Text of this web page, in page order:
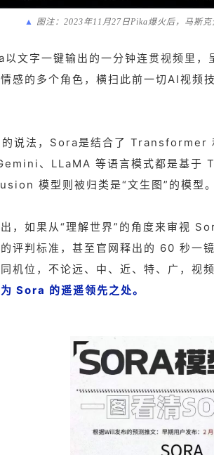
▲ 图注：2023年11月27日Pika爆火后，马斯
文字一键输出的一分钟连贯视频里，
感的多个角色，横扫此前一切AI视频
说法，Sora是结合了 Transformer
、LLaMA 等语言模式都是基
模型则被归类是“文生图”的模型
，如果从“理解世界”的角度来审视
评判标准，甚至官网释出的 60 秒一
机位，不论远、中、近、特、广，视
Sora 的遥遥领先之处。